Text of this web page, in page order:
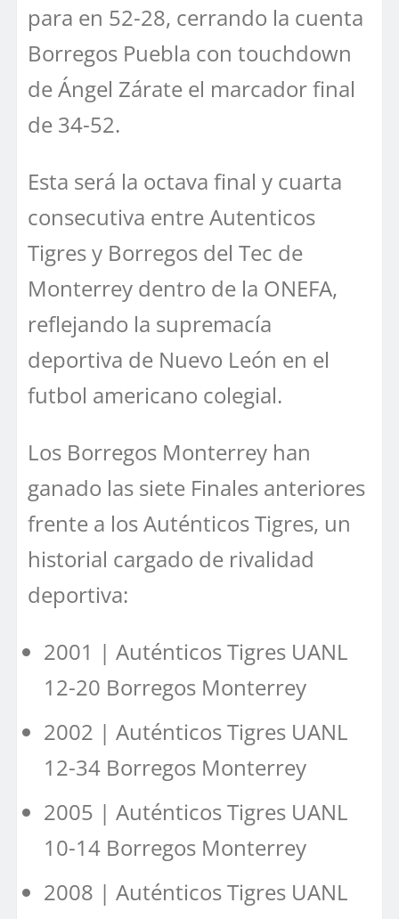
para en 52-28, cerrando la cuenta
Borregos Puebla con touchdown
de Ángel Zárate el marcador final
de 34-52.
Esta será la octava final y cuarta
consecutiva entre Autenticos
Tigres y Borregos del Tec de
Monterrey dentro de la ONEFA,
reflejando la supremacía
deportiva de Nuevo León en el
futbol americano colegial.
Los Borregos Monterrey han
ganado las siete Finales anteriores
frente a los Auténticos Tigres, un
historial cargado de rivalidad
deportiva:
2001 | Auténticos Tigres UANL
12-20 Borregos Monterrey
2002 | Auténticos Tigres UANL
12-34 Borregos Monterrey
2005 | Auténticos Tigres UANL
10-14 Borregos Monterrey
2008 | Auténticos Tigres UANL